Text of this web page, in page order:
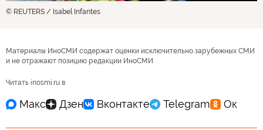
© REUTERS / Isabel Infantes
Материалы ИноСМИ содержат оценки исключительно зарубежных СМИ
и не отражают позицию редакции ИноСМИ
Читать inosmi.ru в